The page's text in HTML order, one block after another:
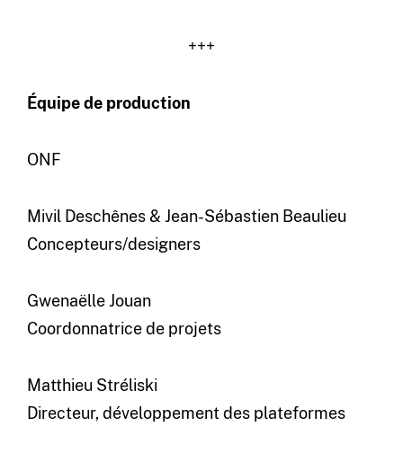
+++
Équipe de production
ONF
Mivil Deschênes & Jean-Sébastien Beaulieu
Concepteurs/designers
Gwenaëlle Jouan
Coordonnatrice de projets
Matthieu Stréliski
Directeur, développement des plateformes